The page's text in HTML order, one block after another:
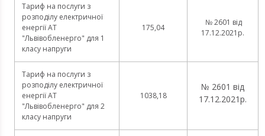
Тариф на послуги з
розподілу електричної
енергії АТ
"Львівобленерго" для 1
класу напруги
175,04
№ 2601 від
17.12.2021р.
Тариф на послуги з
розподілу електричної
енергії АТ
"Львівобленерго" для 2
класу напруги
1038,18
№ 2601 від
17.12.2021р.